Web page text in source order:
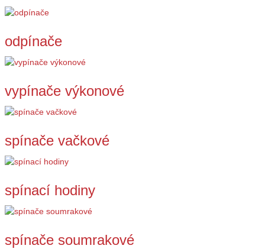
odpínače
vypínače výkonové
spínače vačkové
spínací hodiny
spínače soumrakové